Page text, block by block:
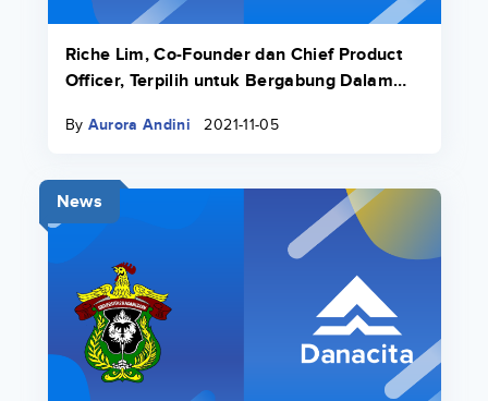
Riche Lim, Co-Founder dan Chief Product
Officer, Terpilih untuk Bergabung Dalam
By Aurora Andini 2021-11-05
News